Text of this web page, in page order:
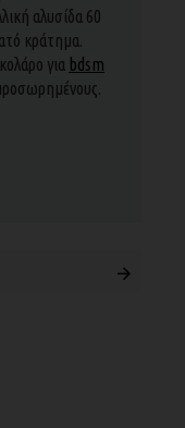
αλυσίδα 60
κράτημα.
για bdsm